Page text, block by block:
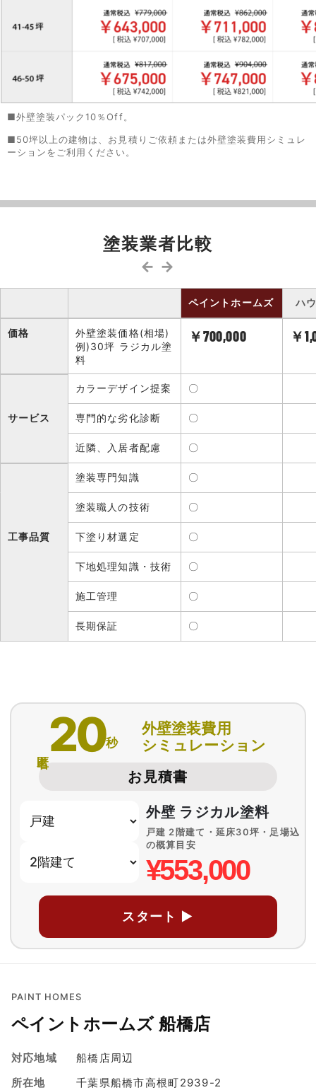
■外壁塗装パック10％Off。
■50坪以上の建物は、お見積りご依頼または外壁塗装費用シミュレ
ーションをご利用ください。
塗装業者比較
← →
ペイントホームズ ハ
価格
外壁塗装価格(相場)
例)30坪 ラジカル塗
料
￥700,000 ￥
カラーデザイン提案 〇
サービス 専門的な劣化診断 〇
近隣、入居者配慮 〇
塗装専門知識 〇
塗装職人の技術 〇
工事品質 下塗り材選定 〇
下地処理知識・技術 〇
施工管理 〇
長期保証 〇
20秒
外壁塗装費用
シミュレーション
お見積書
外壁 ラジカル塗料
戸建 2階建て・延床30坪・足場込
の概算目安
¥553,000
スタート ▶
PAINT HOMES
ペイントホームズ 船橋店
対応地域
船橋店周辺
所在地
千葉県船橋市高根町2939-2